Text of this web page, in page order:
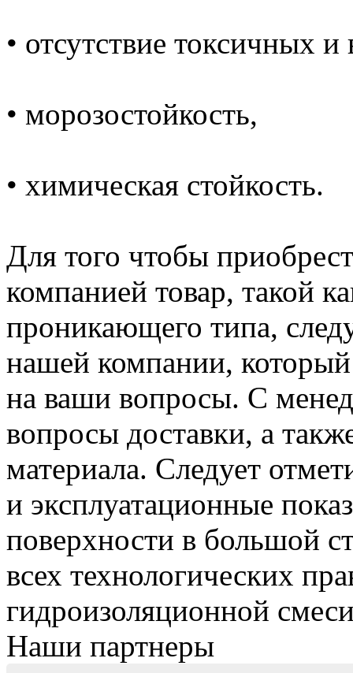
• отсутствие токсичных
• морозостойкость,
• химическая стойкость.
Для того чтобы
компанией товар, такой
проникающего типа,
нашей компании, который
на ваши вопросы. С
вопросы доставки, а
материала. Следует
и эксплуатационные
поверхности в большой
всех технологических
гидроизоляционной
Наши партнеры